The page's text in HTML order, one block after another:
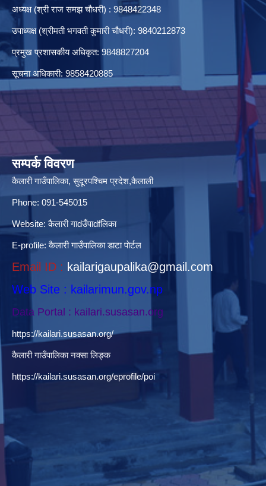
अध्यक्ष (श्री राज समझ चौधरी) : 9848422348
उपाध्यक्ष (श्रीमती भगवती कुमारी चौधरी): 9840212873
प्रमुख प्रशासकीय अधिकृत: 9848827204
सूचना अधिकारी: 9858420885
सम्पर्क विवरण
कैलारी गाउँपालिका, सुदूरपश्चिम प्रदेश,कैलाली
Phone: 091-545015
Website:कैलारी गाdउँपाdfलिका
E-profile:कैलारी गाउँपालिका डाटा पाेर्टल
Email ID : kailarigaupalika@gmail.com
Web Site : kailarimun.gov.np
Data Portal : kailari.susasan.org
https://kailari.susasan.org/
कैलारी गाउँपालिका नक्सा लिङ्क
https://kailari.susasan.org/eprofile/poi